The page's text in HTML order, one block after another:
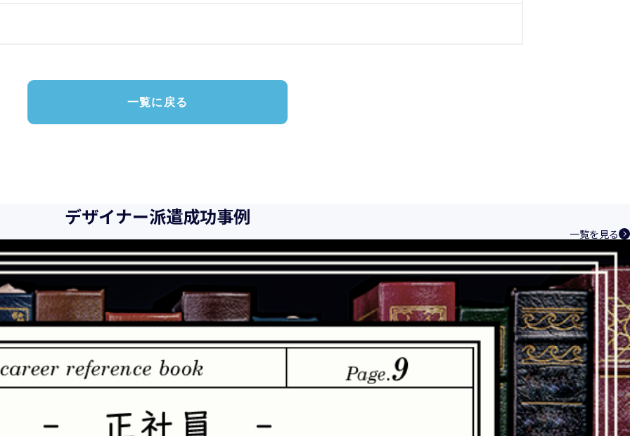
一覧に戻る
デザイナー派遣成功事例
一覧を見る